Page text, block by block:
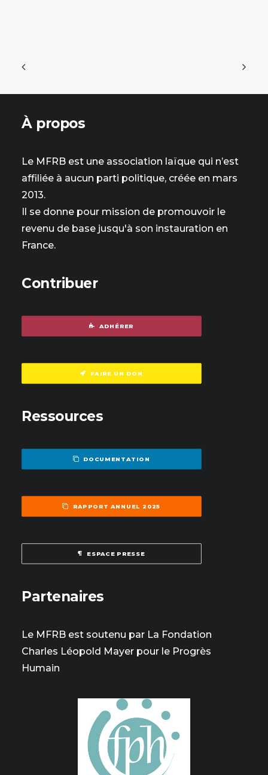
À propos
Le MFRB est une association laïque qui n’est
affiliée à aucun parti politique, créée en mars
2013.
Il se donne pour mission de promouvoir le
revenu de base jusqu'à son instauration en
France.
Contribuer
ADHÉRER
FAIRE UN DON
Ressources
DOCUMENTATION
RAPPORT ANNUEL 2025
ESPACE PRESSE
Partenaires
Le MFRB est soutenu par La Fondation
Charles Léopold Mayer pour le Progrès
Humain